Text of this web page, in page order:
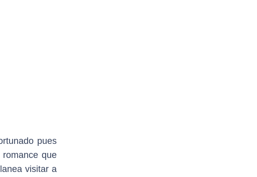
pues
que
visitar a